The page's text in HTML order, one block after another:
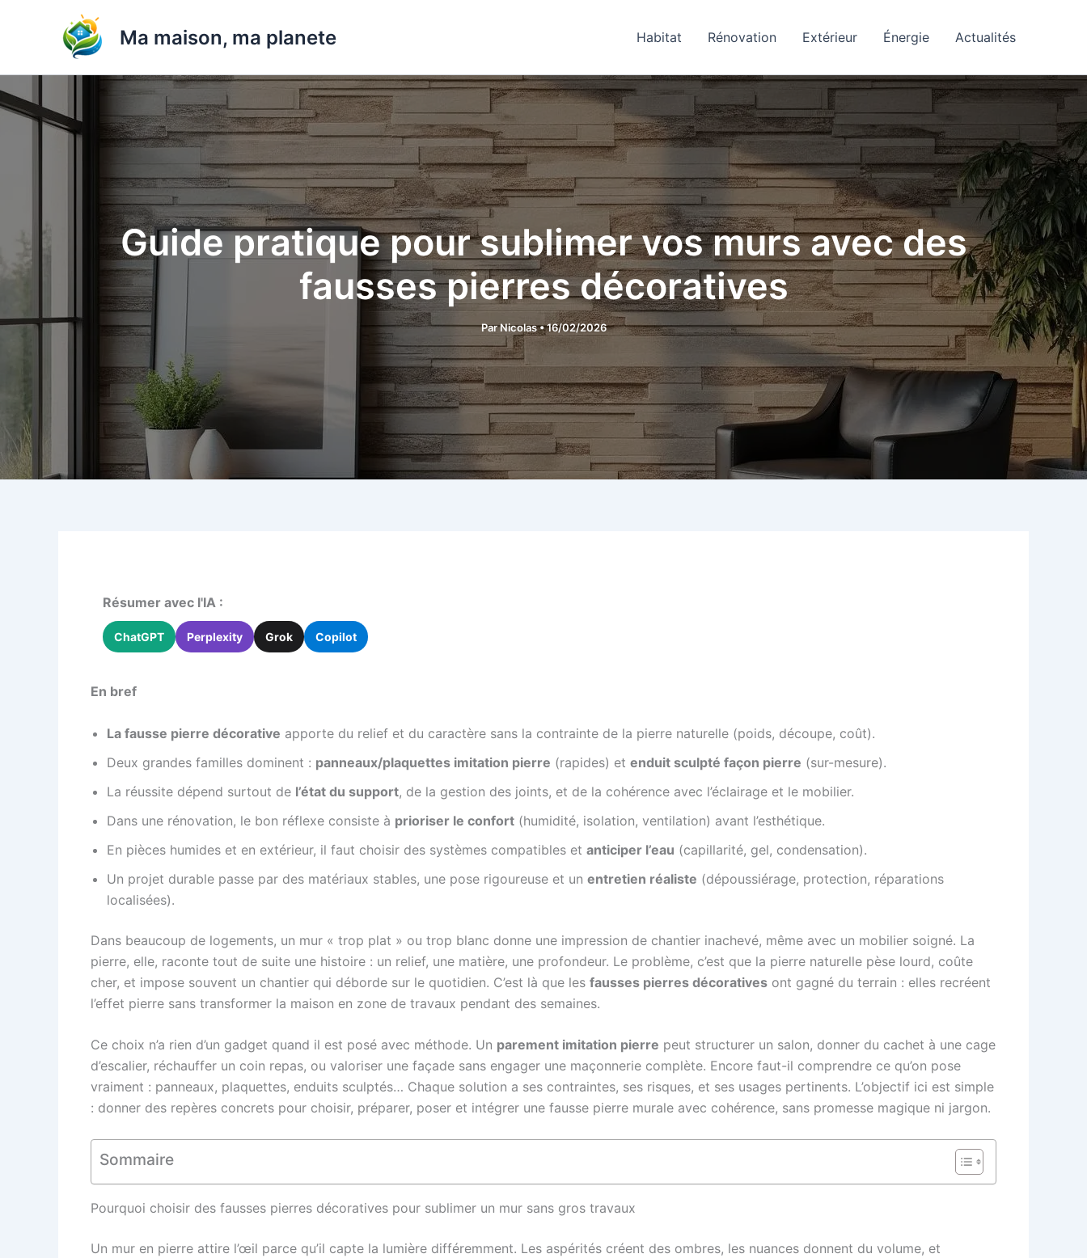
Ma maison, ma planete Habitat Rénovation Extérieur Énergie Actualités
Guide pratique pour sublimer vos murs avec des
fausses pierres décoratives
ParNicolas•16/02/2026
Résumer avec l'IA :
ChatGPT Perplexity Grok Copilot
En bref
La fausse pierre décorative apporte du relief et du caractère sans la contrainte de la pierre naturelle (poids, découpe, coût).
Deux grandes familles dominent : panneaux/plaquettes imitation pierre (rapides) et enduit sculpté façon pierre (sur-mesure).
La réussite dépend surtout de l’état du support, de la gestion des joints, et de la cohérence avec l’éclairage et le mobilier.
Dans une rénovation, le bon réflexe consiste à prioriser le confort (humidité, isolation, ventilation) avant l’esthétique.
En pièces humides et en extérieur, il faut choisir des systèmes compatibles et anticiper l’eau (capillarité, gel, condensation).
Un projet durable passe par des matériaux stables, une pose rigoureuse et un entretien réaliste (dépoussiérage, protection, réparations
localisées).
Dans beaucoup de logements, un mur « trop plat » ou trop blanc donne une impression de chantier inachevé, même avec un mobilier soigné. La
pierre, elle, raconte tout de suite une histoire : un relief, une matière, une profondeur. Le problème, c’est que la pierre naturelle pèse lourd, coûte
cher, et impose souvent un chantier qui déborde sur le quotidien. C’est là que les fausses pierres décoratives ont gagné du terrain : elles recréent
l’effet pierre sans transformer la maison en zone de travaux pendant des semaines.
Ce choix n’a rien d’un gadget quand il est posé avec méthode. Un parement imitation pierre peut structurer un salon, donner du cachet à une cage
d’escalier, réchauffer un coin repas, ou valoriser une façade sans engager une maçonnerie complète. Encore faut-il comprendre ce qu’on pose
vraiment : panneaux, plaquettes, enduits sculptés… Chaque solution a ses contraintes, ses risques, et ses usages pertinents. L’objectif ici est simple
: donner des repères concrets pour choisir, préparer, poser et intégrer une fausse pierre murale avec cohérence, sans promesse magique ni jargon.
Sommaire
Pourquoi choisir des fausses pierres décoratives pour sublimer un mur sans gros travaux
Un mur en pierre attire l’œil parce qu’il capte la lumière différemment. Les aspérités créent des ombres, les nuances donnent du volume, et